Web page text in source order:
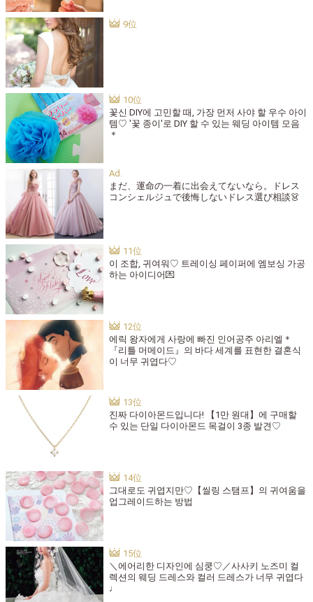
꽃신 DIY에 고민할 때, 가장 먼저 사야 할 우수 아이
템♡ '꽃 종이'로 DIY 할 수 있는 웨딩 아이템 모음
＊
まだ、運命の一着に出会えてないなら。ドレス
コンシェルジュで後悔しないドレス選び相談👗
이 조합, 귀여워♡ 트레이싱 페이퍼에 엠보싱 가공
하는 아이디어💌
에릭 왕자에게 사랑에 빠진 인어공주 아리엘＊
『리틀 머메이드』의 바다 세계를 표현한 결혼식
이 너무 귀엽다♡
진짜 다이아몬드입니다! 【1만 원대】에 구매할
수 있는 단일 다이아몬드 목걸이 3종 발견♡
그대로도 귀엽지만♡【씰링 스탬프】의 귀여움을
업그레이드하는 방법
＼에어리한 디자인에 심쿵♡／사사키 노즈미 컬
렉션의 웨딩 드레스와 컬러 드레스가 너무 귀엽다
♩